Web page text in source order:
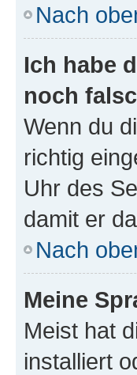
Nach
Ich habe
noch
Wenn du
richtig
Uhr des
damit er
Nach
Meine
Meist hat
installiert